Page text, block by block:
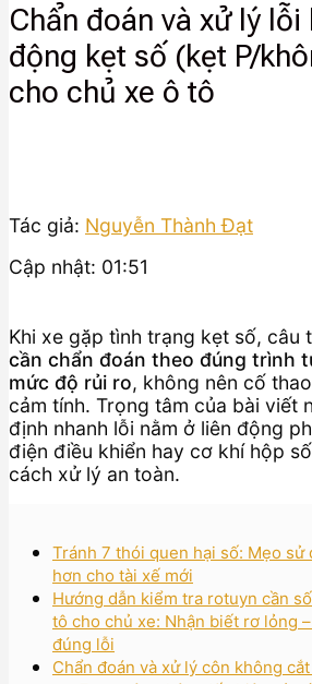
Chẩn đoán và xử lý
động kẹt số (kẹt P/
cho chủ xe ô tô
Tác giả: Nguyễn Thành Đạt
Cập nhật: 01:51
Khi xe gặp tình trạng kẹt số, câu
cần chẩn đoán theo đúng trình
mức độ rủi ro, không nên cố
cảm tính. Trọng tâm của bài viết
định nhanh lỗi nằm ở liên động
điện điều khiển hay cơ khí hộp
cách xử lý an toàn.
Tránh 7 thói quen hại số: Mẹo sử
hơn cho tài xế mới
Hướng dẫn kiểm tra rotuyn cần
tô cho chủ xe: Nhận biết rơ lỏng
đúng lỗi
Chẩn đoán và xử lý côn không